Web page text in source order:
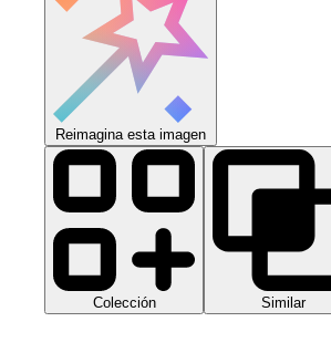
Reimagina esta imagen
Colección Similar